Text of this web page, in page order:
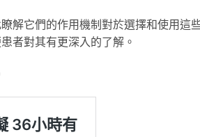
解它們的作用機制對於選擇和使用這
者對其有更深入的了解。